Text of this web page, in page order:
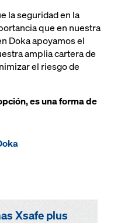
la seguridad en la
que en nuestra
Doka apoyamos el
amplia cartera de
el riesgo de
es una forma de
Xsafe plus